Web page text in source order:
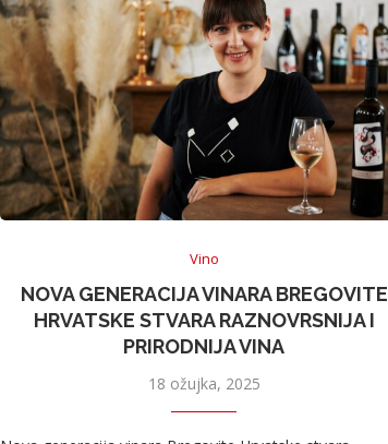
Vino
NOVA GENERACIJA VINARA BREGOVITE
HRVATSKE STVARA RAZNOVRSNIJA I
PRIRODNIJA VINA
18 ožujka, 2025